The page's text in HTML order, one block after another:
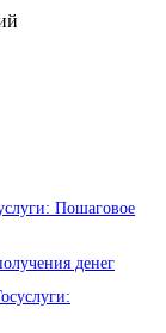
Пошаговое
денег